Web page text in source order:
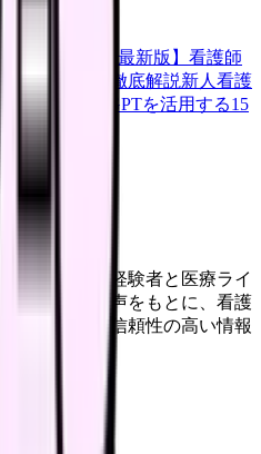
【2026年最新版】 看護師
最新情報を徹底解説新人看護
看護師がChatGPTを活用する15
は、看護師経験者と医療ライ
のリアルな声をもとに、看護
方に関する信頼性の高い情報
を見る